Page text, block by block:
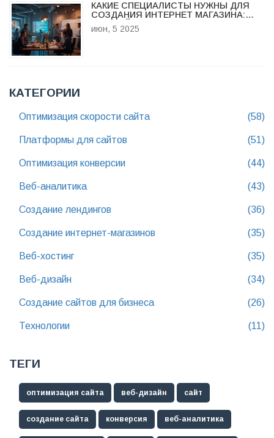
КАКИЕ СПЕЦИАЛИСТЫ НУЖНЫ ДЛЯ
СОЗДАНИЯ ИНТЕРНЕТ МАГАЗИНА:
ПОЛНЫЙ РАЗБОР КОМАНДЫ МЕЧТЫ
июн, 5 2025
КАТЕГОРИИ
Оптимизация скорости сайта (58)
Платформы для сайтов (51)
Оптимизация конверсии (44)
Веб-аналитика (43)
Создание лендингов (36)
Создание интернет-магазинов (35)
Веб-хостинг (35)
Веб-дизайн (34)
Создание сайтов для бизнеса (26)
Технологии (11)
ТЕГИ
оптимизация сайта веб-дизайн сайт
создание сайта конверсия веб-аналитика